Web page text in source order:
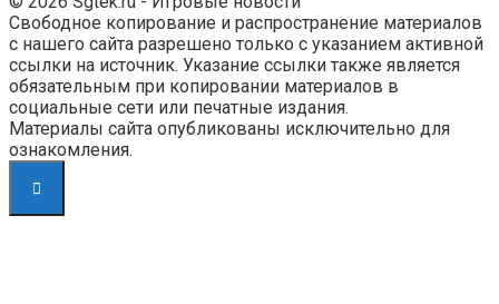
Свободное копирование и распространение материалов
с нашего сайта разрешено только с указанием активной
ссылки на источник. Указание ссылки также является
обязательным при копировании материалов в
социальные сети или печатные издания.
Материалы сайта опубликованы исключительно для
ознакомления.